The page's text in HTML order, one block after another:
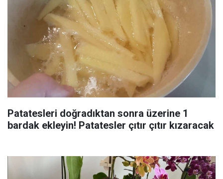
Patatesleri doğradıktan sonra üzerine 1
bardak ekleyin! Patatesler çıtır çıtır kızaracak